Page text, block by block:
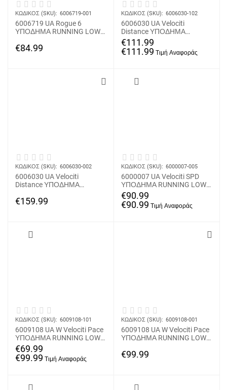
ΚΩΔΙΚΟΣ (SKU): 6006719-001
6006719 UA Rogue 6
ΥΠΟΔΗΜΑ RUNNING LOW
€84.99
ΚΩΔΙΚΟΣ (SKU): 6006030-102
6006030 UA Velociti
Distance ΥΠΟΔΗΜΑ
RUNNING LOW UNDER
ARMOUR
€111.99
€111.99
ΚΩΔΙΚΟΣ (SKU): 6006030-002
6006030 UA Velociti
Distance ΥΠΟΔΗΜΑ
ARMOUR
€159.99
ΚΩΔΙΚΟΣ (SKU): 6000007-005
6000007 UA Velociti SPD
ΥΠΟΔΗΜΑ RUNNING LOW
UNDER ARMOUR
€90.99
€90.99
ΚΩΔΙΚΟΣ (SKU): 6009108-101
6009108 UA W Velociti Pace
ΥΠΟΔΗΜΑ RUNNING LOW
UNDER ARMOUR
€99.99
€69.99
ΚΩΔΙΚΟΣ (SKU): 6009108-001
6009108 UA W Velociti Pace
ΥΠΟΔΗΜΑ RUNNING LOW
€99.99